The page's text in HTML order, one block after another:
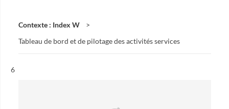
Contexte : Index W
Tableau de bord et de pilotage des activités services
Résultat n°
6